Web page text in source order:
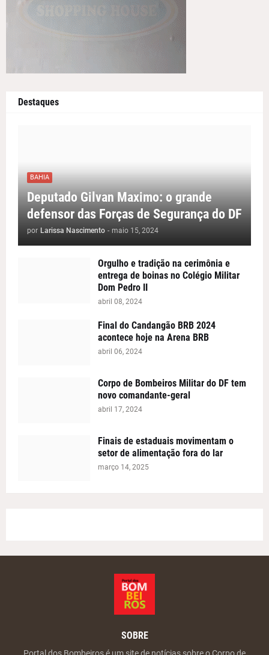
Destaques
BAHIA
Deputado Gilvan Maximo: o grande
defensor das Forças de Segurança do DF
por Larissa Nascimento - maio 15, 2024
Orgulho e tradição na cerimônia e
entrega de boinas no Colégio Militar
Dom Pedro II
abril 08, 2024
Final do Candangão BRB 2024
acontece hoje na Arena BRB
abril 06, 2024
Corpo de Bombeiros Militar do DF tem
novo comandante-geral
abril 17, 2024
Finais de estaduais movimentam o
setor de alimentação fora do lar
março 14, 2025
SOBRE
Portal dos Bombeiros é um site de notícias sobre o Corpo de